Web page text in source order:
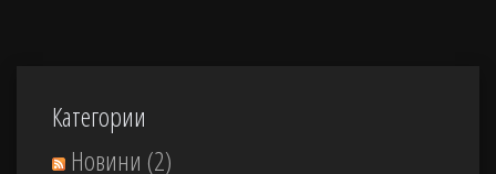
Категории
Новини (2)